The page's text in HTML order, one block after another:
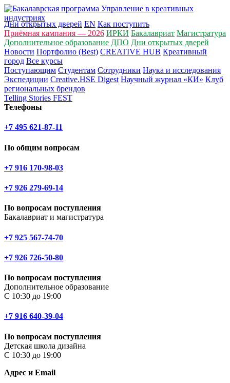
Дни открытых дверей EN Как поступить
Приёмная кампания — 2026 ИРКИ Бакалавриат Магистратура
Дополнительное образование ДПО Дни открытых дверей
Новости Портфолио (Best) CREATIVE HUB Креативный
город Все курсы
Поступающим Студентам Сотрудники Наука и исследования
Экспедиции Creative.HSE Digest Научный журнал «КИ» Клуб
региональных брендов
Telling Stories FEST
Телефоны
+7 495 621-87-11
По общим вопросам
+7 916 170-98-03
+7 926 279-69-14
По вопросам поступления
Бакалавриат и магистратура
+7 925 567-74-70
+7 926 726-50-80
По вопросам поступления
Дополнительное образование
С 10:30 до 19:00
+7 916 640-39-04
По вопросам поступления
Детская школа дизайна
С 10:30 до 19:00
Адрес и Email